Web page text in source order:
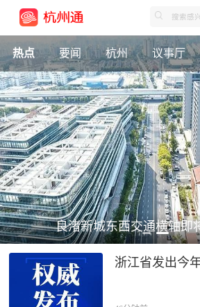
热点 要闻 杭州 议事厅
良渚新城东西交通横轴即
浙江省发出今